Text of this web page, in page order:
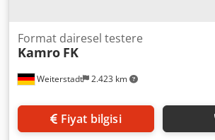
Weiterstadt 2.423 km
Format dairesel testere
Kamro FK
Fiyat bilgisi